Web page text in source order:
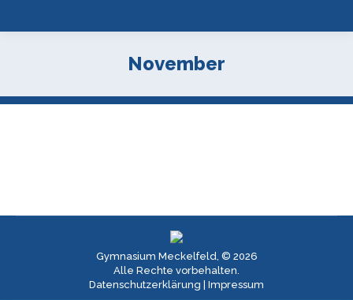
November
Gymnasium Meckelfeld, © 2026
Alle Rechte vorbehalten.
Datenschutzerklärung
Impressum